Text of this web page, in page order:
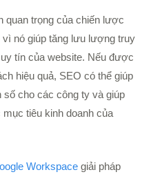
quan trọng của chiến lược
vì nó giúp tăng lưu lượng truy
tín của website. Nếu được
hiệu quả, SEO có thể giúp
số cho các công ty và giúp
tiêu kinh doanh của
Workspace giải pháp